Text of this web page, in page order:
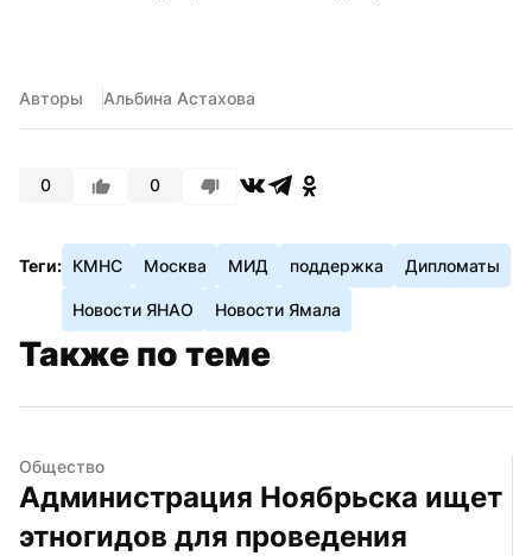
Авторы Альбина Астахова
0 0
Теги: КМНС Москва МИД поддержка Дипломаты
Новости ЯНАО Новости Ямала
Также по теме
Общество
Администрация Ноябрьска ищет
этногидов для проведения